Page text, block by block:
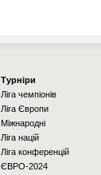
Турніри
Ліга чемпіонів
Ліга Європи
Міжнародні
Ліга націй
Ліга конференцій
ЄВРО-2024